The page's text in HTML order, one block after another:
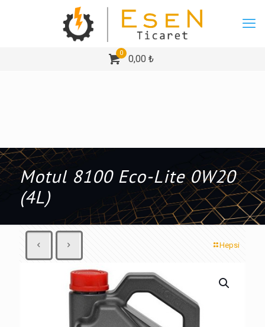
0
0,00 ₺
Motul 8100 Eco-Lite 0W20
(4L)
Hepsi